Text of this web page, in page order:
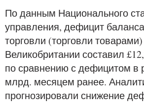
По данным Национального
управления, дефицит
торговли (торговли товарами)
Великобритании составил
по сравнению с дефицитом в
млрд. месяцем ранее.
прогнозировали снижение